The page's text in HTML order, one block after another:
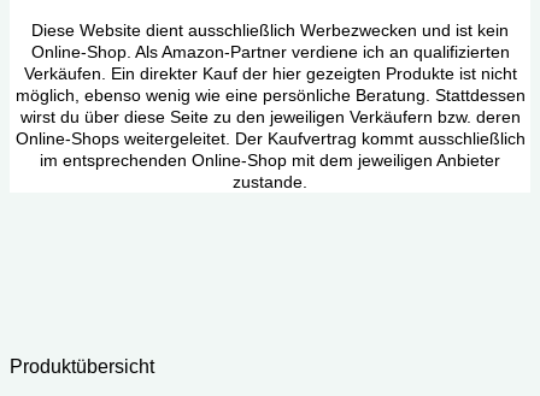
Diese Website dient ausschließlich Werbezwecken und ist kein
Online-Shop. Als Amazon-Partner verdiene ich an qualifizierten
Verkäufen. Ein direkter Kauf der hier gezeigten Produkte ist nicht
möglich, ebenso wenig wie eine persönliche Beratung. Stattdessen
wirst du über diese Seite zu den jeweiligen Verkäufern bzw. deren
Online-Shops weitergeleitet. Der Kaufvertrag kommt ausschließlich
im entsprechenden Online-Shop mit dem jeweiligen Anbieter
zustande.
Produktübersicht